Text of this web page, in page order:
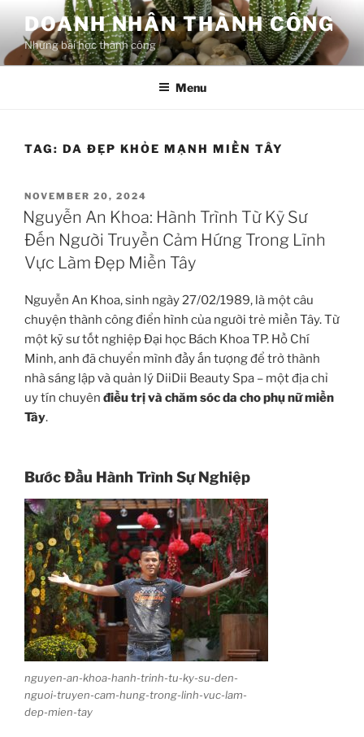
content
DOANH NHÂN THÀNH CÔNG
Những bài học thành công
Menu
TAG: DA ĐẸP KHỎE MẠNH MIỀN TÂY
POSTED
ON
NOVEMBER 20, 2024
Nguyễn An Khoa: Hành Trình Từ Kỹ Sư
Đến Người Truyền Cảm Hứng Trong Lĩnh
Vực Làm Đẹp Miền Tây
Nguyễn An Khoa, sinh ngày 27/02/1989, là một câu
chuyện thành công điển hình của người trẻ miền Tây. Từ
một kỹ sư tốt nghiệp Đại học Bách Khoa TP. Hồ Chí
Minh, anh đã chuyển mình đầy ấn tượng để trở thành
nhà sáng lập và quản lý DiiDii Beauty Spa – một địa chỉ
uy tín chuyên điều trị và chăm sóc da cho phụ nữ miền
Tây.
Bước Đầu Hành Trình Sự Nghiệp
nguyen-an-khoa-hanh-trinh-tu-ky-su-den-
nguoi-truyen-cam-hung-trong-linh-vuc-lam-
dep-mien-tay